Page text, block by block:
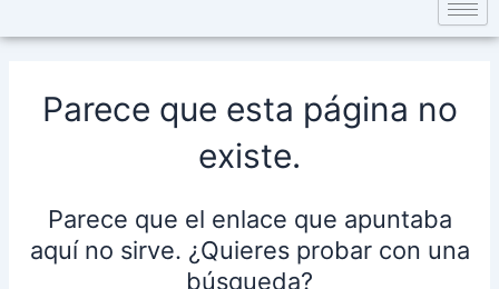
Parece que esta página no
existe.
Parece que el enlace que apuntaba
aquí no sirve. ¿Quieres probar con una
búsqueda?